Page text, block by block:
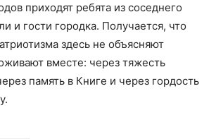
приходят ребята из соседнего
и гости городка. Получается, что
здесь не объясняют
вместе: через тяжесть
память в Книге и через гордость